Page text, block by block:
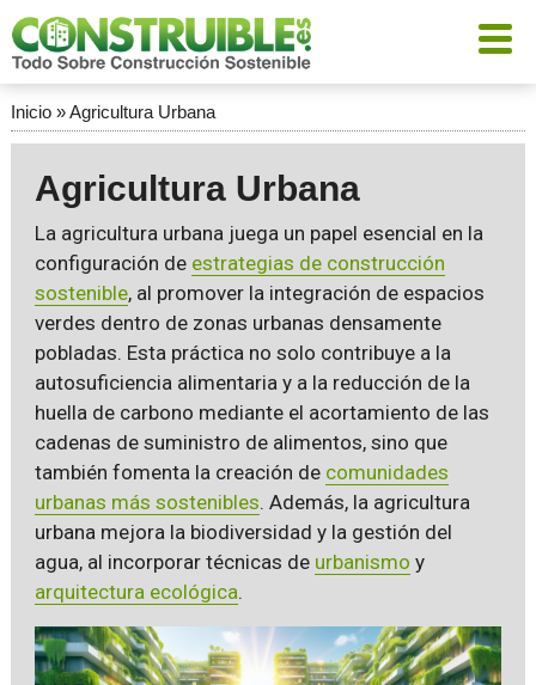
Inicio»Agricultura Urbana
Agricultura Urbana
La agricultura urbana juega un papel esencial en la
configuración de estrategias de construcción
sostenible, al promover la integración de espacios
verdes dentro de zonas urbanas densamente
pobladas. Esta práctica no solo contribuye a la
autosuficiencia alimentaria y a la reducción de la
huella de carbono mediante el acortamiento de las
cadenas de suministro de alimentos, sino que
también fomenta la creación de comunidades
urbanas más sostenibles. Además, la agricultura
urbana mejora la biodiversidad y la gestión del
agua, al incorporar técnicas de urbanismo y
arquitectura ecológica.